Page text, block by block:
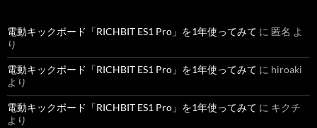
電動キックボード「RICHBIT ES1 Pro」を1年使ってみて に 匿名 よ
り
電動キックボード「RICHBIT ES1 Pro」を1年使ってみて に hiroaki
より
電動キックボード「RICHBIT ES1 Pro」を1年使ってみて に キクチ
より